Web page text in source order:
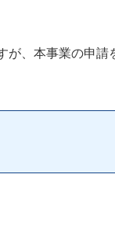
、本事業の申